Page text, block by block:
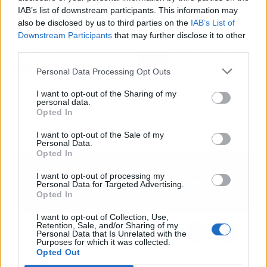
IAB’s list of downstream participants. This information may
also be disclosed by us to third parties on the IAB’s List of
Downstream Participants that may further disclose it to other
Personal Data Processing Opt Outs
I want to opt-out of the Sharing of my
personal data.
Opted In
I want to opt-out of the Sale of my
Personal Data.
Opted In
I want to opt-out of processing my
Personal Data for Targeted Advertising.
Opted In
I want to opt-out of Collection, Use,
Retention, Sale, and/or Sharing of my
Personal Data that Is Unrelated with the
Purposes for which it was collected.
Opted Out
digitalización, la clave
2022
el nombramiento de
miembro independiente
del consejo de